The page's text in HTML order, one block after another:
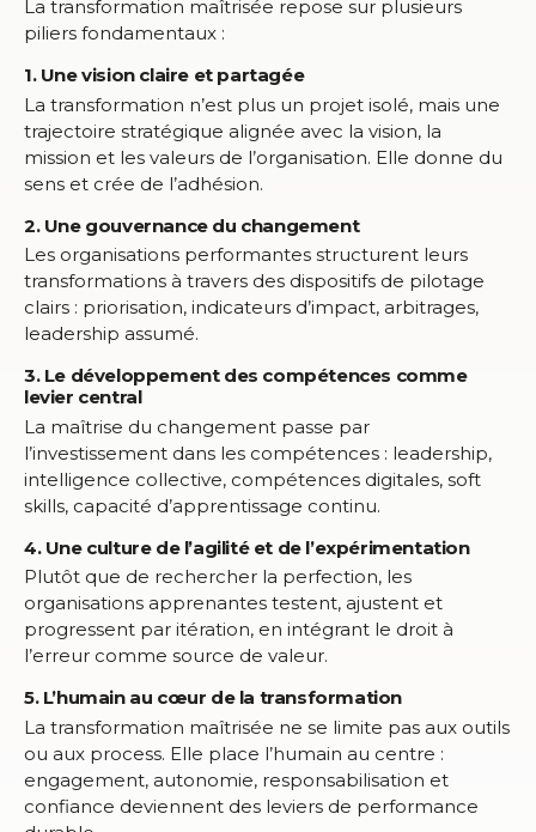
La transformation maîtrisée repose sur plusieurs
piliers fondamentaux :
1. Une vision claire et partagée
La transformation n’est plus un projet isolé, mais une
trajectoire stratégique alignée avec la vision, la
mission et les valeurs de l’organisation. Elle donne du
sens et crée de l’adhésion.
2. Une gouvernance du changement
Les organisations performantes structurent leurs
transformations à travers des dispositifs de pilotage
clairs : priorisation, indicateurs d’impact, arbitrages,
leadership assumé.
3. Le développement des compétences comme
levier central
La maîtrise du changement passe par
l’investissement dans les compétences : leadership,
intelligence collective, compétences digitales, soft
skills, capacité d’apprentissage continu.
4. Une culture de l’agilité et de l’expérimentation
Plutôt que de rechercher la perfection, les
organisations apprenantes testent, ajustent et
progressent par itération, en intégrant le droit à
l’erreur comme source de valeur.
5. L’humain au cœur de la transformation
La transformation maîtrisée ne se limite pas aux outils
ou aux process. Elle place l’humain au centre :
engagement, autonomie, responsabilisation et
confiance deviennent des leviers de performance